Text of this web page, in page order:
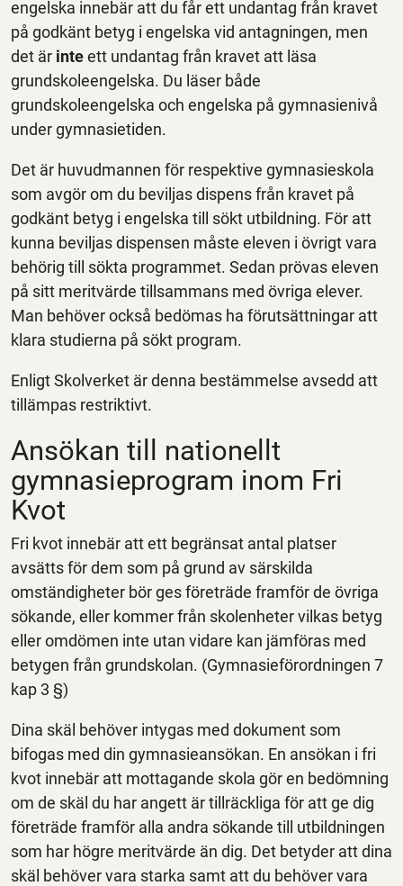
engelska innebär att du får ett undantag från kravet
på godkänt betyg i engelska vid antagningen, men
det är inteett undantag från kravet att läsa
grundskoleengelska. Du läser både
grundskoleengelska och engelska på gymnasienivå
under gymnasietiden.
Det är huvudmannen för respektive gymnasieskola
som avgör om du beviljas dispens från kravet på
godkänt betyg i engelska till sökt utbildning. För att
kunna beviljas dispensen måste eleven i övrigt vara
behörig till sökta programmet. Sedan prövas eleven
på sitt meritvärde tillsammans med övriga elever.
Man behöver också bedömas ha förutsättningar att
klara studierna på sökt program.
Enligt Skolverket är denna bestämmelse avsedd att
tillämpas restriktivt.
Ansökan till nationellt
gymnasieprogram inom Fri
Kvot
Fri kvot innebär att ett begränsat antal platser
avsätts för dem som på grund av särskilda
omständigheter bör ges företräde framför de övriga
sökande, eller kommer från skolenheter vilkas betyg
eller omdömen inte utan vidare kan jämföras med
betygen från grundskolan. (Gymnasieförordningen 7
kap 3 §)
Dina skäl behöver intygas med dokument som
bifogas med din gymnasieansökan. En ansökan i fri
kvot innebär att mottagande skola gör en bedömning
om de skäl du har angett är tillräckliga för att ge dig
företräde framför alla andra sökande till utbildningen
som har högre meritvärde än dig. Det betyder att dina
skäl behöver vara starka samt att du behöver vara